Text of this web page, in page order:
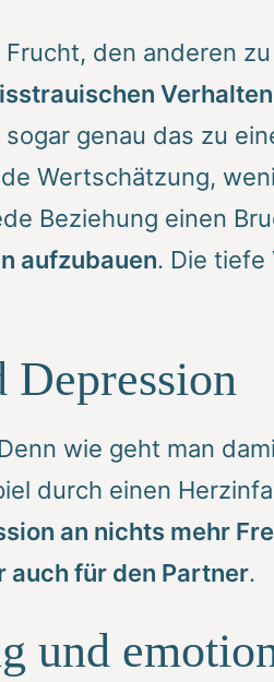
Frucht, den anderen
Verhalten
genau das zu
Wertschätzung,
Beziehung einen
aufzubauen. Die tiefe
Depression
wie geht man
durch einen
an nichts mehr
auch für den Partner.
und